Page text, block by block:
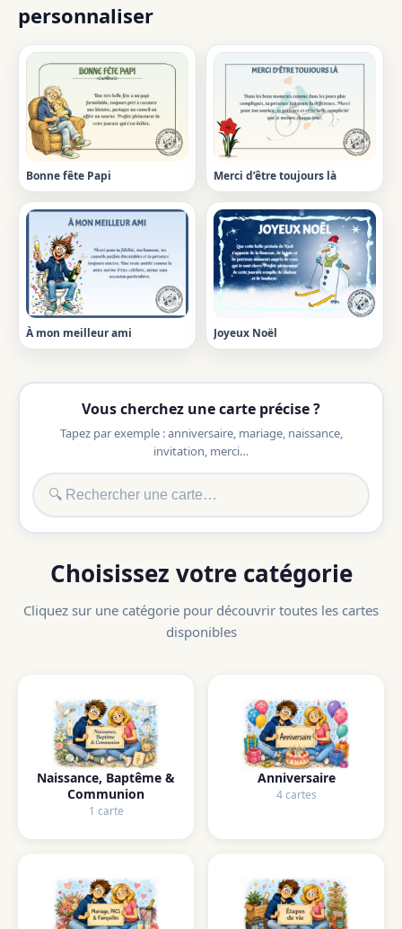
personnaliser
Bonne fête Papi Merci d’être toujours là
À mon meilleur ami Joyeux Noël
Vous cherchez une carte précise ?
Tapez par exemple : anniversaire, mariage, naissance,
invitation, merci…
Choisissez votre catégorie
Cliquez sur une catégorie pour découvrir toutes les cartes
disponibles
Naissance, Baptême &
Communion
1 carte
Anniversaire
4 cartes